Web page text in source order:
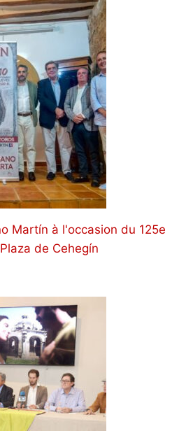
Martín à l'occasion du 125e
de Cehegín